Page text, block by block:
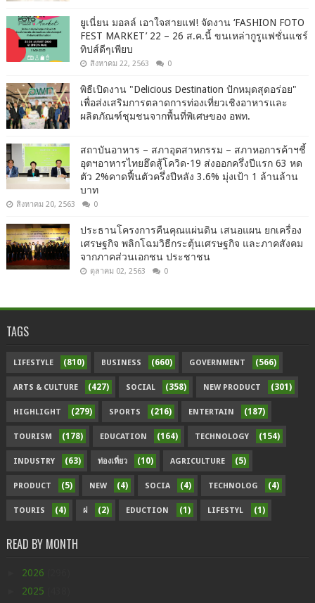
ยูเนี่ยน มอลล์ เอาใจสายแฟ! จัดงาน ‘FASHION FOTO
FEST MARKET’ 22 – 26 ส.ค.นี้ ขนเหล่ากูรูแฟชั่นแชร์
ทิปส์ดีๆเพียบ
สิงหาคม 22, 2563 0
พิธีเปิดงาน "Delicious Destination ปักหมุดสุดอร่อย"
เพื่อส่งเสริมการตลาดการท่องเที่ยวเชิงอาหารและ
ผลิตภัณฑ์ชุมชนจากพื้นที่พิเศษของ อพท.
สถาบันอาหาร – สภาอุตสาหกรรม – สภาหอการค้าฯชี้
อุตฯอาหารไทยฮึดสู้โควิด-19 ส่งออกครึ่งปีแรก 63 หด
ตัว 2%คาดฟื้นตัวครึ่งปีหลัง 3.6% มุ่งเป้า 1 ล้านล้าน
บาท
สิงหาคม 20, 2563 0
ประธานโครงการคืนคุณแผ่นดิน เสนอแผน ยกเครื่อง
เศรษฐกิจ พลิกโฉมวิธีกระตุ้นเศรษฐกิจ และภาคสังคม
จากภาคส่วนเอกชน ประชาชน
ตุลาคม 02, 2563 0
TAGS
LIFESTYLE (810) BUSINESS (660) GOVERNMENT (566)
ARTS & CULTURE (427) SOCIAL (358) NEW PRODUCT (301)
HIGHLIGHT (279) SPORTS (216) ENTERTAIN (187)
TOURISM (178) EDUCATION (164) TECHNOLOGY (154)
INDUSTRY (63) ท่องเที่ยว (10) AGRICULTURE (5)
PRODUCT (5) NEW (4) SOCIA (4) TECHNOLOG (4)
TOURIS (4) ฝ (2) EDUCTION (1) LIFESTYL (1)
READ BY MONTH
2026
2025